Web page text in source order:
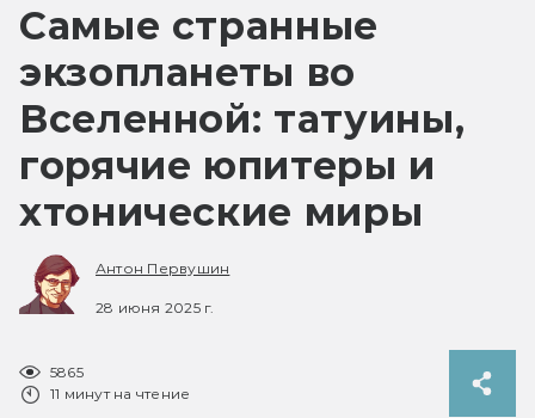
Самые странные
экзопланеты во
Вселенной: татуины,
горячие юпитеры и
хтонические миры
Антон Первушин
28 июня 2025 г.
5865
11 минут на чтение